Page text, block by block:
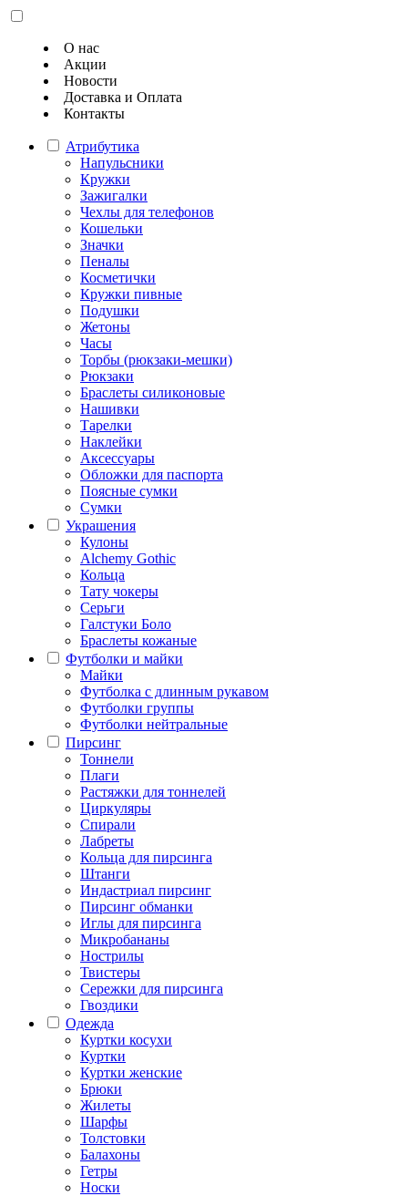
О нас
Акции
Новости
Доставка и Оплата
Контакты
Атрибутика
Напульсники
Кружки
Зажигалки
Чехлы для телефонов
Кошельки
Значки
Пеналы
Косметички
Кружки пивные
Подушки
Жетоны
Часы
Торбы (рюкзаки-мешки)
Рюкзаки
Браслеты силиконовые
Нашивки
Тарелки
Наклейки
Аксессуары
Обложки для паспорта
Поясные сумки
Сумки
Украшения
Кулоны
Alchemy Gothic
Кольца
Тату чокеры
Серьги
Галстуки Боло
Браслеты кожаные
Футболки и майки
Майки
Футболка с длинным рукавом
Футболки группы
Футболки нейтральные
Пирсинг
Тоннели
Плаги
Растяжки для тоннелей
Циркуляры
Спирали
Лабреты
Кольца для пирсинга
Штанги
Индастриал пирсинг
Пирсинг обманки
Иглы для пирсинга
Микробананы
Нострилы
Твистеры
Сережки для пирсинга
Гвоздики
Одежда
Куртки косухи
Куртки
Куртки женские
Брюки
Жилеты
Шарфы
Толстовки
Балахоны
Гетры
Носки